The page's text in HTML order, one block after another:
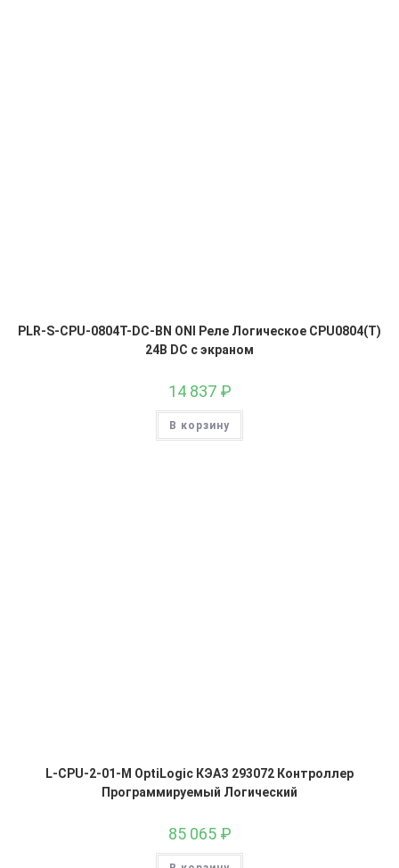
PLR-S-CPU-0804T-DC-BN ONI Реле Логическое CPU0804(T)
24В DC с экраном
14 837 ₽
В корзину
L-CPU-2-01-M OptiLogic КЭАЗ 293072 Контроллер
Программируемый Логический
85 065 ₽